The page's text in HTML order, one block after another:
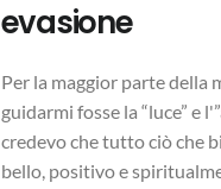
evasione
Per la maggior parte della
guidarmi fosse la “luce” e
credevo che tutto ciò che
bello, positivo e